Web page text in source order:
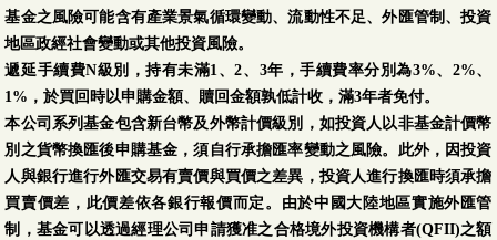
基金之風險可能含有產業景氣循環變動、流動性不足、外匯管制、投資
地區政經社會變動或其他投資風險。
遞延手續費N級別，持有未滿1、2、3年，手續費率分別為3%、2%、
1%，於買回時以申購金額、贖回金額孰低計收，滿3年者免付。
本公司系列基金包含新台幣及外幣計價級別，如投資人以非基金計價幣
別之貨幣換匯後申購基金，須自行承擔匯率變動之風險。此外，因投資
人與銀行進行外匯交易有賣價與買價之差異，投資人進行換匯時須承擔
買賣價差，此價差依各銀行報價而定。由於中國大陸地區實施外匯管
制，基金可以透過經理公司申請獲准之合格境外投資機構者(QFII)之額